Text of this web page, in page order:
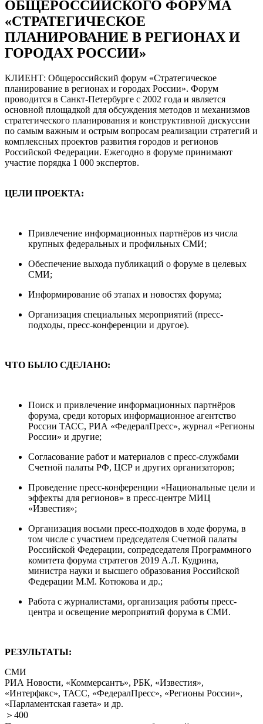
ОБЩЕРОССИЙСКОГО ФОРУМА
«СТРАТЕГИЧЕСКОЕ
ПЛАНИРОВАНИЕ В РЕГИОНАХ И
ГОРОДАХ РОССИИ»
КЛИЕНТ: Общероссийский форум «Стратегическое
планирование в регионах и городах России». Форум
проводится в Санкт-Петербурге с 2002 года и является
основной площадкой для обсуждения методов и механизмов
стратегического планирования и конструктивной дискуссии
по самым важным и острым вопросам реализации стратегий и
комплексных проектов развития городов и регионов
Российской Федерации. Ежегодно в форуме принимают
участие порядка 1 000 экспертов.
ЦЕЛИ ПРОЕКТА:
Привлечение информационных партнёров из числа
крупных федеральных и профильных СМИ;
Обеспечение выхода публикаций о форуме в целевых
СМИ;
Информирование об этапах и новостях форума;
Организация специальных мероприятий (пресс-
подходы, пресс-конференции и другое).
ЧТО БЫЛО СДЕЛАНО:
Поиск и привлечение информационных партнёров
форума, среди которых информационное агентство
России ТАСС, РИА «ФедералПресс», журнал «Регионы
России» и другие;
Согласование работ и материалов с пресс-службами
Счетной палаты РФ, ЦСР и других организаторов;
Проведение пресс-конференции «Национальные цели и
эффекты для регионов» в пресс-центре МИЦ
«Известия»;
Организация восьми пресс-подходов в ходе форума, в
том числе с участием председателя Счетной палаты
Российской Федерации, сопредседателя Программного
комитета форума стратегов 2019 А.Л. Кудрина,
министра науки и высшего образования Российской
Федерации М.М. Котюкова и др.;
Работа с журналистами, организация работы пресс-
центра и освещение мероприятий форума в СМИ.
РЕЗУЛЬТАТЫ:
СМИ
РИА Новости, «Коммерсантъ», РБК, «Известия»,
«Интерфакс», ТАСС, «ФедералПресс», «Регионы России»,
«Парламентская газета» и др.
＞400